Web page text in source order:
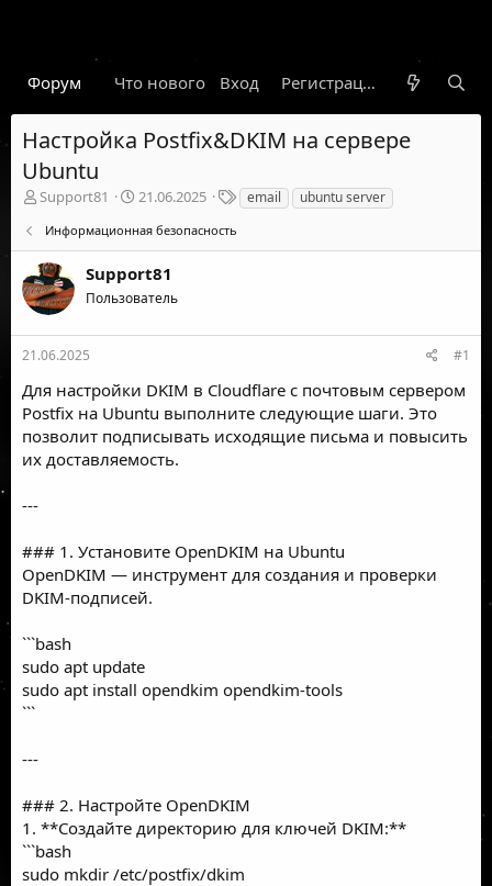
Форум Что нового Гарант Новости
Вход Регистрация
Настройка Postfix&DKIM на сервере
Ubuntu
А
о
р
т
е
м
ы
Support81
Д
т
а
н
а
а
21.06.2025
Т
е
и
email ubuntu server
Информационная безопасность
Support81
Пользователь
21.06.2025 #1
Для настройки DKIM в Cloudflare с почтовым сервером
Postfix на Ubuntu выполните следующие шаги. Это
позволит подписывать исходящие письма и повысить
их доставляемость.
---
### 1. Установите OpenDKIM на Ubuntu
OpenDKIM — инструмент для создания и проверки
DKIM-подписей.
```bash
sudo apt update
sudo apt install opendkim opendkim-tools
```
---
### 2. Настройте OpenDKIM
1. **Создайте директорию для ключей DKIM:**
```bash
sudo mkdir /etc/postfix/dkim